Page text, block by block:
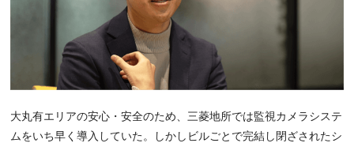
大丸有エリアの安心・安全のため、三菱地所では監視カメラシステ
ムをいち早く導入していた。しかしビルごとで完結し閉ざされたシ